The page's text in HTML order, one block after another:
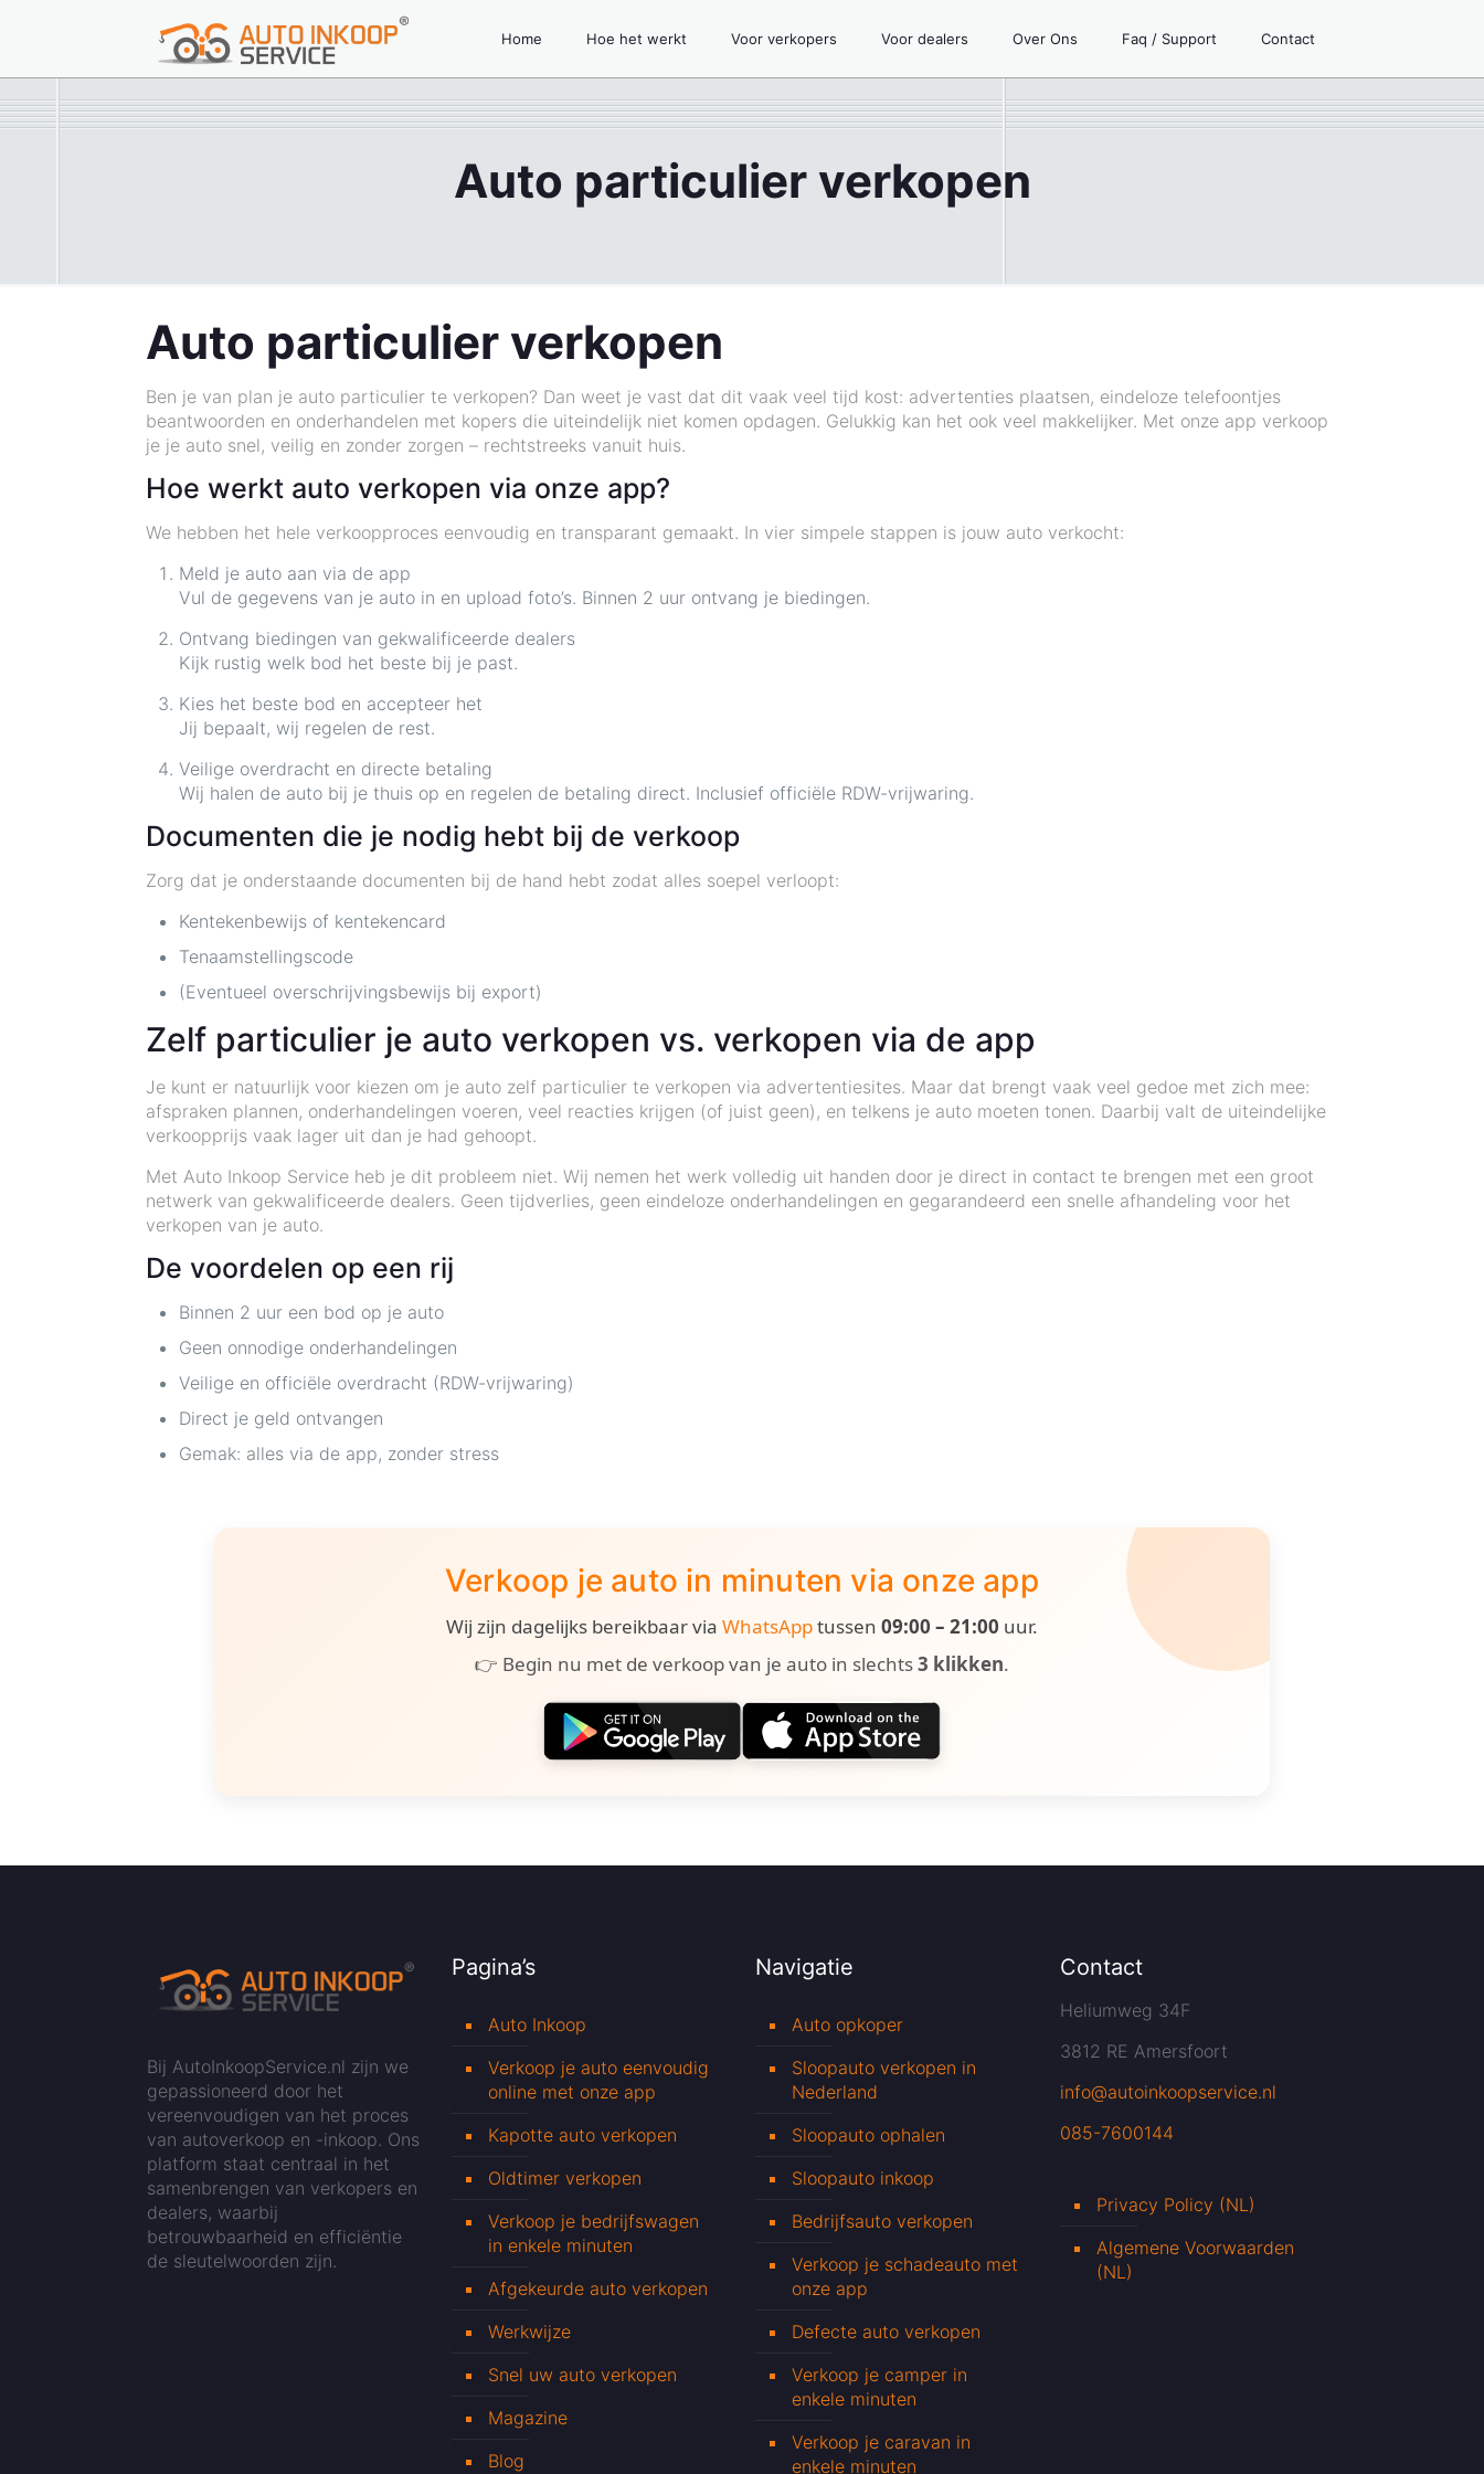
Home Hoe het werkt Voor verkopers Voor dealers Over Ons Faq / Support Contact
Auto particulier verkopen
Auto particulier verkopen
Ben je van plan je auto particulier te verkopen? Dan weet je vast dat dit vaak veel tijd kost: advertenties plaatsen, eindeloze telefoontjes
beantwoorden en onderhandelen met kopers die uiteindelijk niet komen opdagen. Gelukkig kan het ook veel makkelijker. Met onze app verkoop
je je auto snel, veilig en zonder zorgen – rechtstreeks vanuit huis.
Hoe werkt auto verkopen via onze app?
We hebben het hele verkoopproces eenvoudig en transparant gemaakt. In vier simpele stappen is jouw auto verkocht:
Meld je auto aan via de app
Vul de gegevens van je auto in en upload foto’s. Binnen 2 uur ontvang je biedingen.
Ontvang biedingen van gekwalificeerde dealers
Kijk rustig welk bod het beste bij je past.
Kies het beste bod en accepteer het
Jij bepaalt, wij regelen de rest.
Veilige overdracht en directe betaling
Wij halen de auto bij je thuis op en regelen de betaling direct. Inclusief officiële RDW-vrijwaring.
Documenten die je nodig hebt bij de verkoop
Zorg dat je onderstaande documenten bij de hand hebt zodat alles soepel verloopt:
Kentekenbewijs of kentekencard
Tenaamstellingscode
(Eventueel overschrijvingsbewijs bij export)
Zelf particulier je auto verkopen vs. verkopen via de app
Je kunt er natuurlijk voor kiezen om je auto zelf particulier te verkopen via advertentiesites. Maar dat brengt vaak veel gedoe met zich mee:
afspraken plannen, onderhandelingen voeren, veel reacties krijgen (of juist geen), en telkens je auto moeten tonen. Daarbij valt de uiteindelijke
verkoopprijs vaak lager uit dan je had gehoopt.
Met Auto Inkoop Service heb je dit probleem niet. Wij nemen het werk volledig uit handen door je direct in contact te brengen met een groot
netwerk van gekwalificeerde dealers. Geen tijdverlies, geen eindeloze onderhandelingen en gegarandeerd een snelle afhandeling voor het
verkopen van je auto.
De voordelen op een rij
Binnen 2 uur een bod op je auto
Geen onnodige onderhandelingen
Veilige en officiële overdracht (RDW-vrijwaring)
Direct je geld ontvangen
Gemak: alles via de app, zonder stress
Verkoop je auto in minuten via onze app
Wij zijn dagelijks bereikbaar via WhatsApptussen 09:00 – 21:00 uur.
👉 Begin nu met de verkoop van je auto in slechts3 klikken.
Bij AutoInkoopService.nl zijn we
gepassioneerd door het
vereenvoudigen van het proces
van autoverkoop en -inkoop. Ons
platform staat centraal in het
samenbrengen van verkopers en
dealers, waarbij
betrouwbaarheid en efficiëntie
de sleutelwoorden zijn.
Pagina’s
Auto Inkoop
Verkoop je auto eenvoudig
online met onze app
Kapotte auto verkopen
Oldtimer verkopen
Verkoop je bedrijfswagen
in enkele minuten
Afgekeurde auto verkopen
Werkwijze
Snel uw auto verkopen
Magazine
Blog
Navigatie
Auto opkoper
Sloopauto verkopen in
Nederland
Sloopauto ophalen
Sloopauto inkoop
Bedrijfsauto verkopen
Verkoop je schadeauto met
onze app
Defecte auto verkopen
Verkoop je camper in
enkele minuten
Verkoop je caravan in
enkele minuten
Contact
Heliumweg 34F
3812 RE Amersfoort
info@autoinkoopservice.nl
085-7600144
Privacy Policy (NL)
Algemene Voorwaarden
(NL)